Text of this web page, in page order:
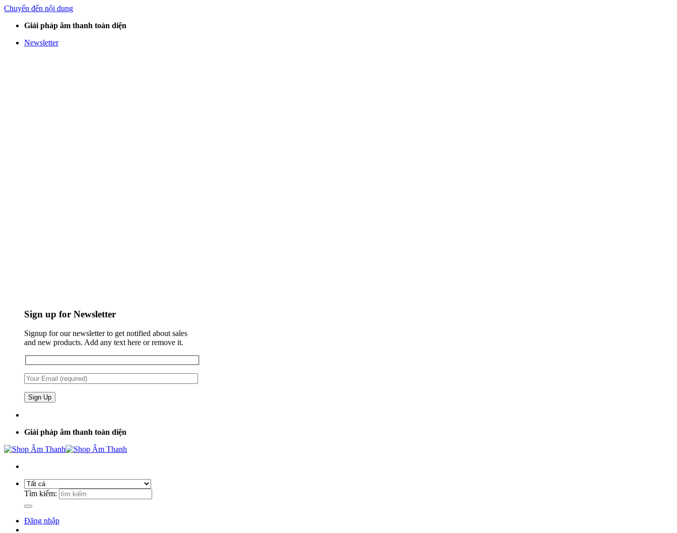
Chuyển đến nội dung
Giải pháp âm thanh toàn diện
Newsletter
Sign up for Newsletter
Signup for our newsletter to get notified about sales
and new products. Add any text here or remove it.
Giải pháp âm thanh toàn diện
Tìm kiếm:
Đăng nhập